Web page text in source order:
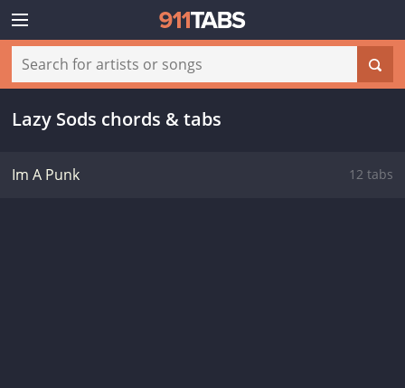
Lazy Sods chords & tabs
Im A Punk 12 tabs